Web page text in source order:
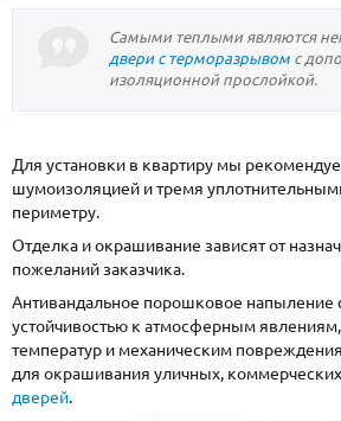
Самыми теплыми являются
двери с терморазрывом с
изоляционной прослойкой.
Для установки в квартиру мы
шумоизоляцией и тремя
периметру.
Отделка и окрашивание зависят от
пожеланий заказчика.
Антивандальное порошковое
устойчивостью к атмосферным
температур и механическим
для окрашивания уличных,
дверей.